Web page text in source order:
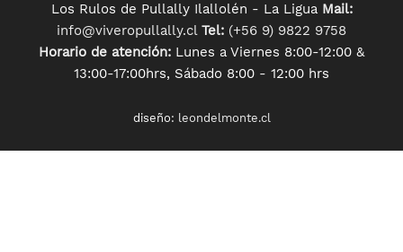
Los Rulos de Pullally Ilallolén - La Ligua Mail:
info@viveropullally.cl Tel: (+56 9) 9822 9758
Horario de atención: Lunes a Viernes 8:00-12:00 &
13:00-17:00hrs, Sábado 8:00 - 12:00 hrs
diseño: leondelmonte.cl